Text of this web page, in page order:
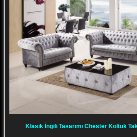
Klasik İngili Tasarımı Chester Koltuk